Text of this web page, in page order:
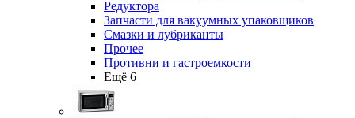
Редуктора
Запчасти для вакуумных упаковщиков
Смазки и лубриканты
Прочее
Противни и гастроемкости
Ещё 6